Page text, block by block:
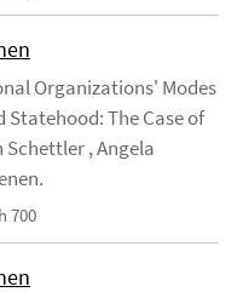
Organizations' Modes
Statehood: The Case of
, Angela
700